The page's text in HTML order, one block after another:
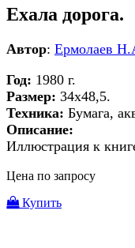
Ехала дорога.
Автор: Ермолаев
Год: 1980 г.
Размер: 34х48,5.
Техника: Бумага,
Описание:
Иллюстрация к
Цена по запросу
Купить